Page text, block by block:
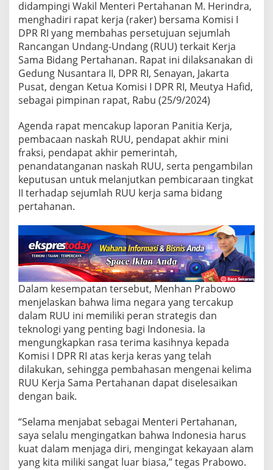
I
D
P
R
a
h
a
s
U
K
e
r
j
S
a
B
i
d
a
n
g
P
e
r
t
a
h
a
n
didampingi Wakil Menteri Pertahanan M. Herindra,
menghadiri rapat kerja (raker) bersama Komisi I
DPR RI yang membahas persetujuan sejumlah
Rancangan Undang-Undang (RUU) terkait Kerja
Sama Bidang Pertahanan. Rapat ini dilaksanakan di
Gedung Nusantara II, DPR RI, Senayan, Jakarta
Pusat, dengan Ketua Komisi I DPR RI, Meutya Hafid,
sebagai pimpinan rapat, Rabu (25/9/2024)
Agenda rapat mencakup laporan Panitia Kerja,
pembacaan naskah RUU, pendapat akhir mini
fraksi, pendapat akhir pemerintah,
penandatanganan naskah RUU, serta pengambilan
keputusan untuk melanjutkan pembicaraan tingkat
II terhadap sejumlah RUU kerja sama bidang
pertahanan.
Dalam kesempatan tersebut, Menhan Prabowo
menjelaskan bahwa lima negara yang tercakup
dalam RUU ini memiliki peran strategis dan
teknologi yang penting bagi Indonesia. Ia
mengungkapkan rasa terima kasihnya kepada
Komisi I DPR RI atas kerja keras yang telah
dilakukan, sehingga pembahasan mengenai kelima
RUU Kerja Sama Pertahanan dapat diselesaikan
dengan baik.
“Selama menjabat sebagai Menteri Pertahanan,
saya selalu mengingatkan bahwa Indonesia harus
kuat dalam menjaga diri, mengingat kekayaan alam
yang kita miliki sangat luar biasa,” tegas Prabowo.